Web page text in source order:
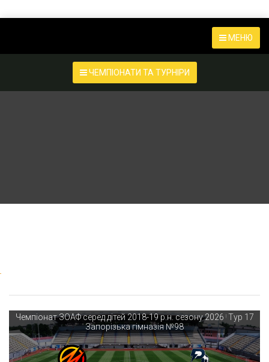
МЕНЮ
ЧЕМПІОНАТИ ТА ТУРНІРИ
Чемпіонат ЗОАФ серед дітей 2018-19 р.н. сезону 2026 | Тур 17
Запорізька гімназія №98